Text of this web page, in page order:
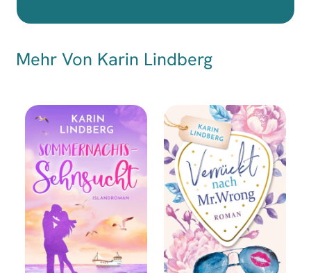
Mehr Von Karin Lindberg